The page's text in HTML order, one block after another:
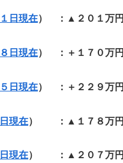
日現在） ：▲２０１万円
日現在） ：＋１７０万円
日現在） ：＋２２９万円
現在） ：▲１７８万円
現在） ：▲２０７万円